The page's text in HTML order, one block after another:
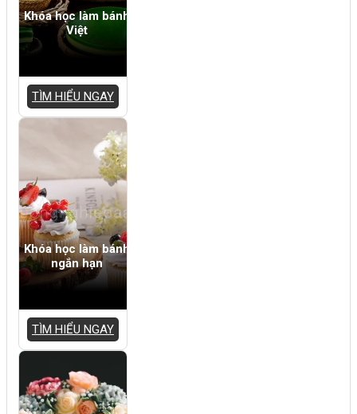
Khóa học làm bánh
Việt
TÌM HIỂU NGAY
Khóa học làm bánh
ngắn hạn
TÌM HIỂU NGAY